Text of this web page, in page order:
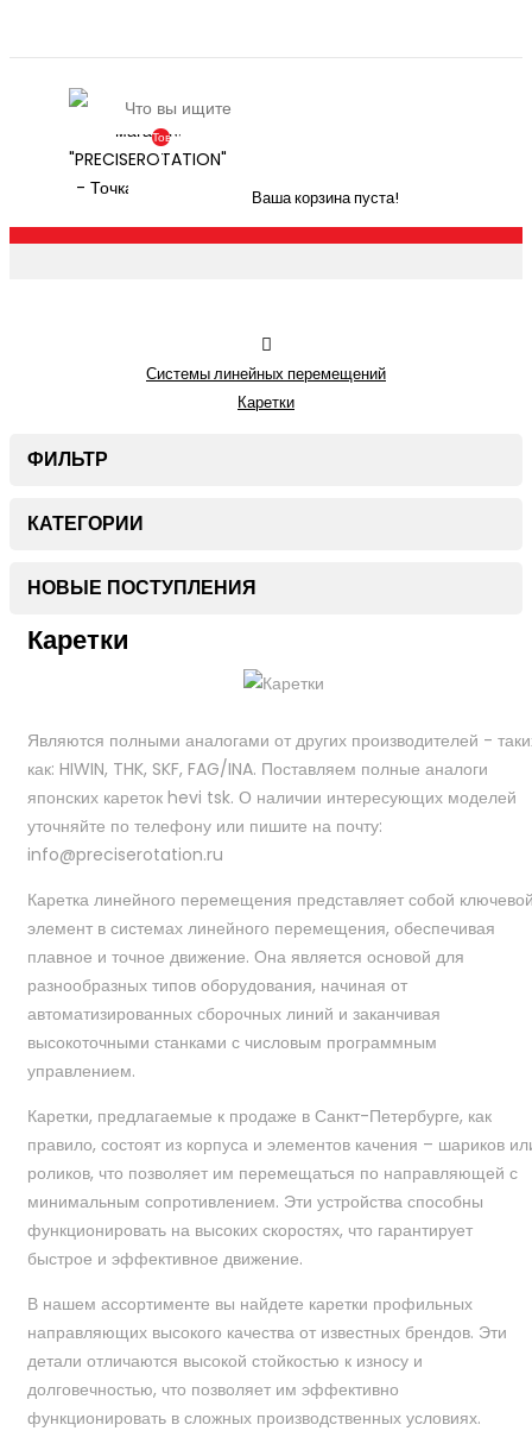
Товаров:
0
Ваша корзина пуста!
Системы линейных перемещений
Каретки
ФИЛЬТР
КАТЕГОРИИ
НОВЫЕ ПОСТУПЛЕНИЯ
Каретки
Являются полными аналогами от других производителей -
как: HIWIN, THK, SKF, FAG/INA. Поставляем полные аналоги
японских кареток hevi tsk. О наличии интересующих моделей
уточняйте по телефону или пишите на почту:
info@preciserotation.ru
Каретка линейного перемещения представляет собой
элемент в системах линейного перемещения, обеспечивая
плавное и точное движение. Она является основой для
разнообразных типов оборудования, начиная от
автоматизированных сборочных линий и заканчивая
высокоточными станками с числовым программным
управлением.
Каретки, предлагаемые к продаже в Санкт-Петербурге, как
правило, состоят из корпуса и элементов качения – шариков
роликов, что позволяет им перемещаться по направляющей с
минимальным сопротивлением. Эти устройства способны
функционировать на высоких скоростях, что гарантирует
быстрое и эффективное движение.
В нашем ассортименте вы найдете каретки профильных
направляющих высокого качества от известных брендов. Эти
детали отличаются высокой стойкостью к износу и
долговечностью, что позволяет им эффективно
функционировать в сложных производственных условиях.